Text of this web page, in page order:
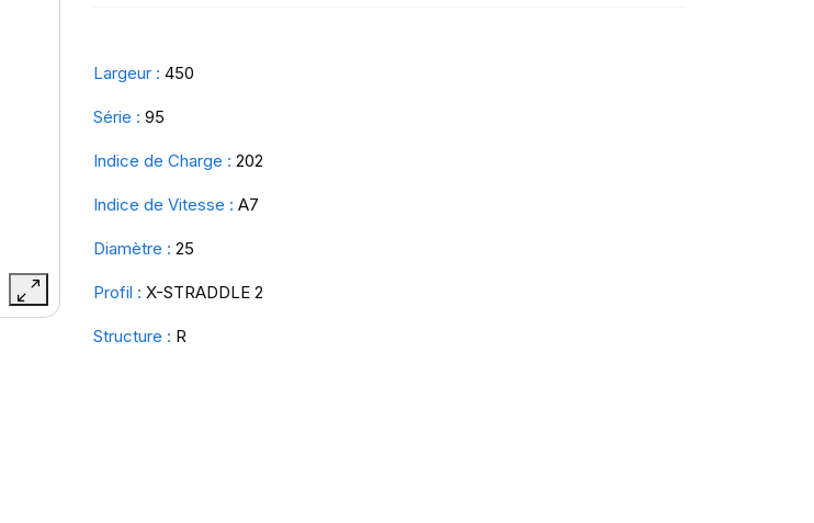
Largeur : 450
Série : 95
Indice de Charge : 202
Indice de Vitesse : A7
Diamètre : 25
Profil : X-STRADDLE 2
Structure : R